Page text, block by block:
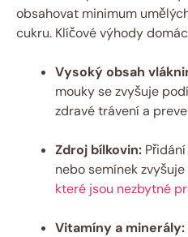
obsahovat minimum
cukru. Klíčové výhody
Vysoký obsah
mouky se zvyšuje
zdravé trávení a
Zdroj bílkovin:
nebo semínek
které jsou nezbytné
Vitamíny a minerály: